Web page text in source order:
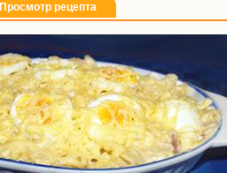
Просмотр рецепта